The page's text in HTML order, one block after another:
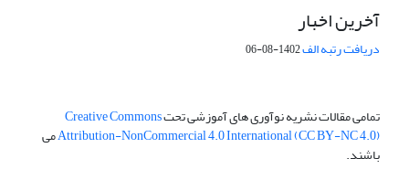
آخرین اخبار
دریافت رتبه الف1402-08-06
تمامی مقالات نشریه نوآوری های آموزشی تحتCreative Commons
Attribution-NonCommercial 4.0 International (CC BY-NC 4.0)می
باشند.